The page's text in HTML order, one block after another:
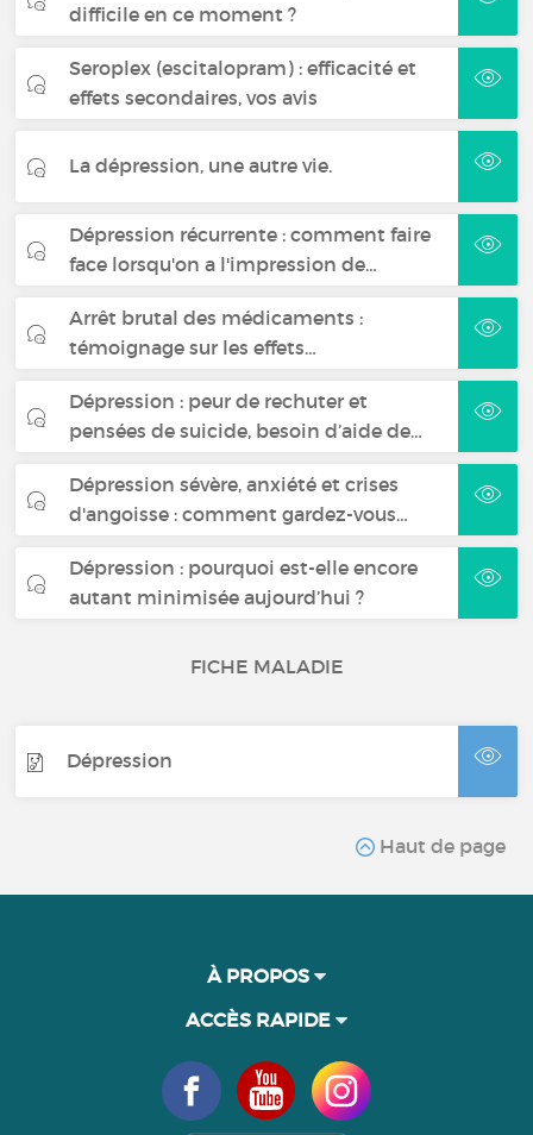
difficile en ce moment ?
Seroplex (escitalopram) : efficacité et
effets secondaires, vos avis
La dépression, une autre vie.
Dépression récurrente : comment faire
face lorsqu'on a l'impression de…
Arrêt brutal des médicaments :
témoignage sur les effets…
Dépression : peur de rechuter et
pensées de suicide, besoin d’aide de…
Dépression sévère, anxiété et crises
d'angoisse : comment gardez-vous…
Dépression : pourquoi est-elle encore
autant minimisée aujourd’hui ?
FICHE MALADIE
Dépression
Haut de page
À PROPOS
ACCÈS RAPIDE